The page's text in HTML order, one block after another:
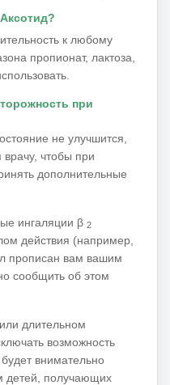
к любому
пропионат, лактоза,
при
не улучшится,
чтобы при
дополнительные
ингаляции β 2
действия (например,
прописан вам вашим
сообщить об этом
длительном
возможность
внимательно
детей, получающих